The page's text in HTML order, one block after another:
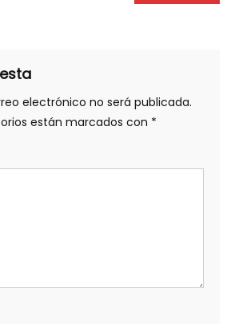
electrónico no será publicada.
están marcados con *